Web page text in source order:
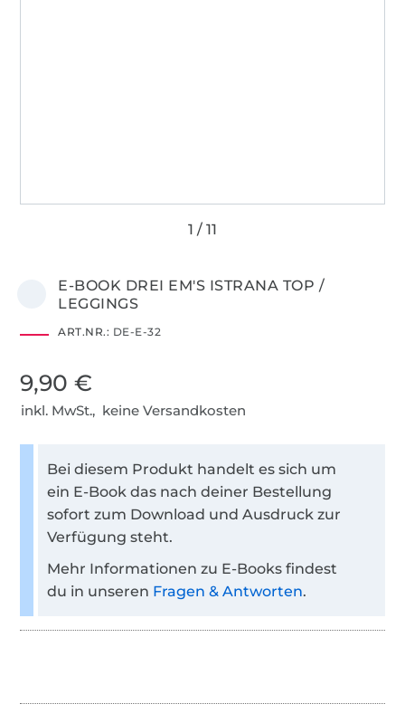
E-BOOK DREI EM'S ISTRANA TOP /
LEGGINGS
ART.NR.: DE-E-32
9,90 €
inkl. MwSt., keine Versandkosten
Bei diesem Produkt handelt es sich um
ein E-Book das nach deiner Bestellung
sofort zum Download und Ausdruck zur
Verfügung steht.
Mehr Informationen zu E-Books findest
du in unseren Fragen & Antworten.